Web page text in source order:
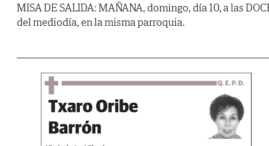
MISA DE SALIDA: MAÑANA, domingo, día 10, a las
del mediodía, en la misma parroquia.